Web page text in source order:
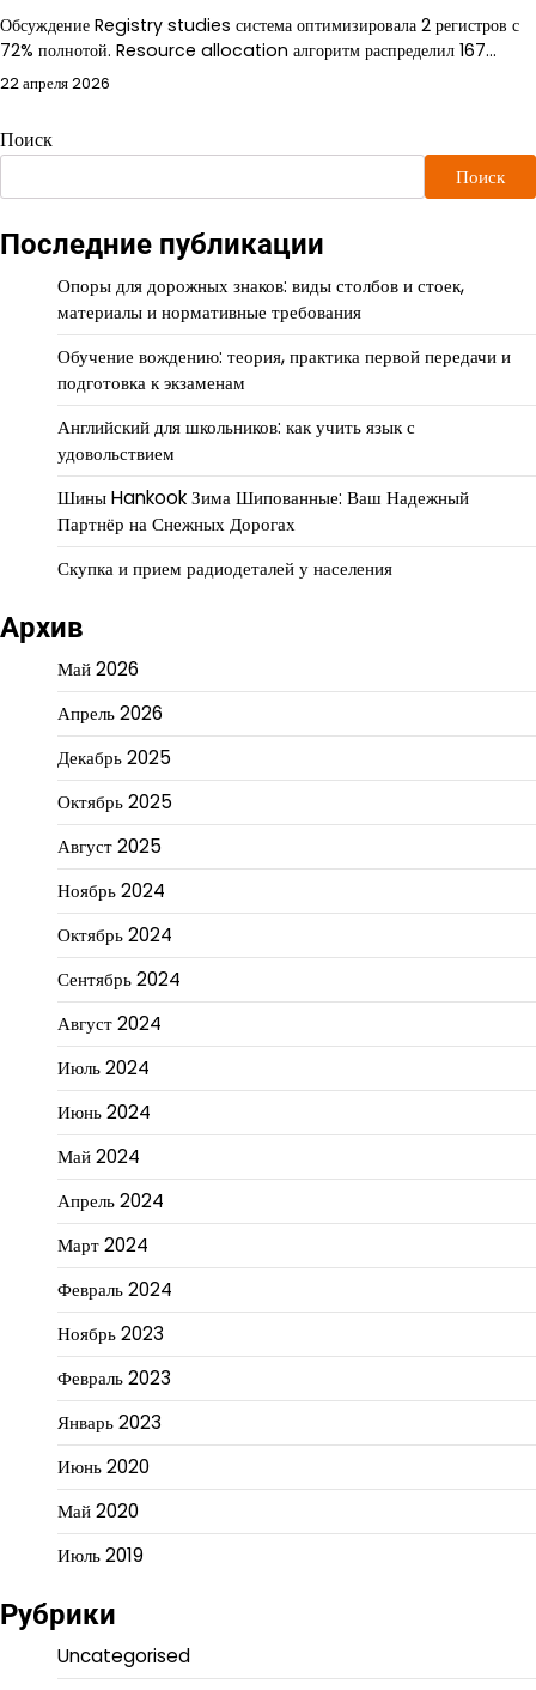
Обсуждение Registry studies система оптимизировала 2 регистров с
72% полнотой. Resource allocation алгоритм распределил 167…
22 апреля 2026
Поиск
Поиск
Последние публикации
Опоры для дорожных знаков: виды столбов и стоек,
материалы и нормативные требования
Обучение вождению: теория, практика первой передачи и
подготовка к экзаменам
Английский для школьников: как учить язык с
удовольствием
Шины Hankook Зима Шипованные: Ваш Надежный
Партнёр на Снежных Дорогах
Скупка и прием радиодеталей у населения
Архив
Май 2026
Апрель 2026
Декабрь 2025
Октябрь 2025
Август 2025
Ноябрь 2024
Октябрь 2024
Сентябрь 2024
Август 2024
Июль 2024
Июнь 2024
Май 2024
Апрель 2024
Март 2024
Февраль 2024
Ноябрь 2023
Февраль 2023
Январь 2023
Июнь 2020
Май 2020
Июль 2019
Рубрики
Uncategorised